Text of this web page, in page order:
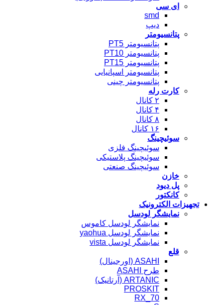
ای سی
smd
دیپ
پتانسیومتر
پتانسیومتر PT5
پتانسیومتر PT10
پتانسیومتر PT15
پتانسیومتر اسپانیایی
پتانسیومتر چینی
کارت رله
۲ کانال
۴ کانال
۸ کانال
۱۶ کانال
سوئیچینگ
سوئیچینگ فلزی
سوئیچینگ پلاستیکی
سوئیچینگ صنعتی
خازن
پل دیود
کانکتور
تجهیزات الکترونیک
نمایشگر لودسل
نمایشگر لودسل کاموس
نمایشگر لودسل yaohua
نمایشگر لودسل vista
قلع
ASAHI (اورجینال)
طرح ASAHI
ARTANIC (آرتانیک)
PROSKIT
RX_70